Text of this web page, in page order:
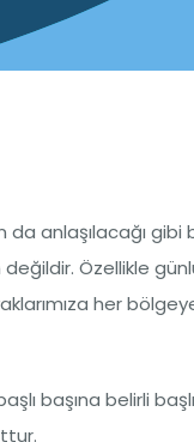
da anlaşılacağı gibi
değildir. Özellikle
her
başına belirli